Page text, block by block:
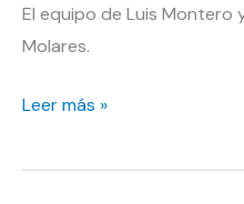
El equipo de Luis Montero
Molares.
¡Campeones
ascenso
Leer más »